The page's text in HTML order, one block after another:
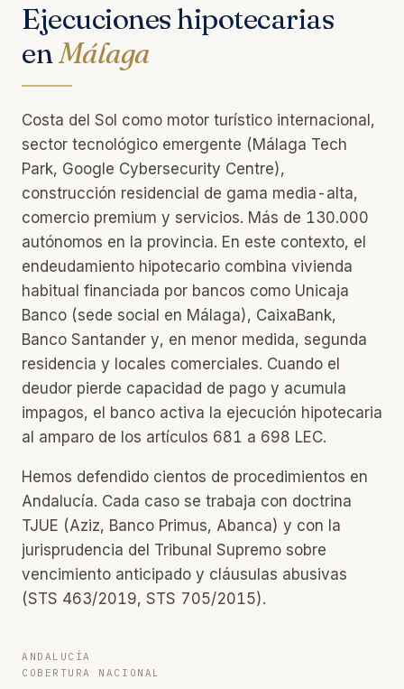
Ejecuciones hipotecarias
enMálaga
Costa del Sol como motor turístico internacional,
sector tecnológico emergente (Málaga Tech
Park, Google Cybersecurity Centre),
construcción residencial de gama media-alta,
comercio premium y servicios. Más de 130.000
autónomos en la provincia. En este contexto, el
endeudamiento hipotecario combina vivienda
habitual financiada por bancos como Unicaja
Banco (sede social en Málaga), CaixaBank,
Banco Santander y, en menor medida, segunda
residencia y locales comerciales. Cuando el
deudor pierde capacidad de pago y acumula
impagos, el banco activa la ejecución hipotecaria
al amparo de los artículos 681 a 698 LEC.
Hemos defendido cientos de procedimientos en
Andalucía. Cada caso se trabaja con doctrina
TJUE (Aziz, Banco Primus, Abanca) y con la
jurisprudencia del Tribunal Supremo sobre
vencimiento anticipado y cláusulas abusivas
(STS 463/2019, STS 705/2015).
ANDALUCÍA
COBERTURA NACIONAL